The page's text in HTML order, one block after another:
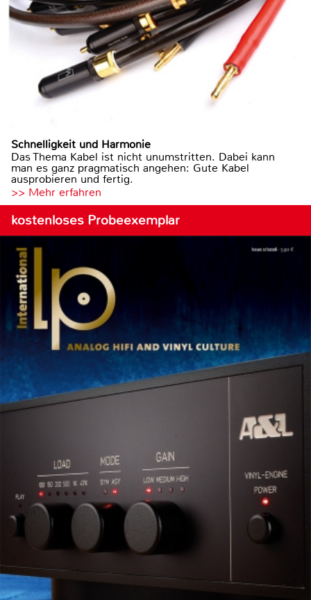
Schnelligkeit und Harmonie
Das Thema Kabel ist nicht unumstritten. Dabei kann
man es ganz pragmatisch angehen: Gute Kabel
ausprobieren und fertig.
>> Mehr erfahren
kostenloses Probeexemplar